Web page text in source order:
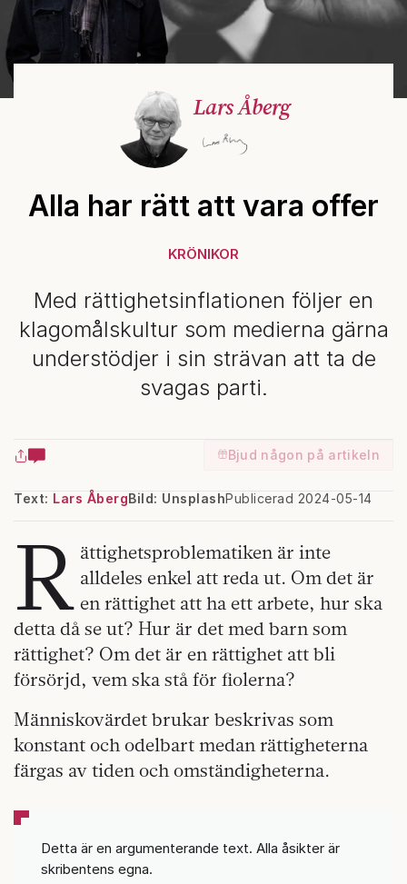
Lars Åberg
Alla har rätt att vara offer
KRÖNIKOR
Med rättighetsinflationen följer en
klagomålskultur som medierna gärna
understödjer i sin strävan att ta de
svagas parti.
Bjud någon på artikeln
Text: Lars Åberg Publicerad 2024-05-14
Bild: Unsplash
R ättighetsproblematiken är inte
alldeles enkel att reda ut. Om det är
en rättighet att ha ett arbete, hur ska
detta då se ut? Hur är det med barn som
rättighet? Om det är en rättighet att bli
försörjd, vem ska stå för fiolerna?
Människovärdet brukar beskrivas som
konstant och odelbart medan rättigheterna
färgas av tiden och omständigheterna.
Detta är en argumenterande text. Alla åsikter är
skribentens egna.